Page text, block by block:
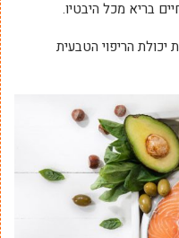
בריא מכל היבטיו.
הריפוי הטבעית